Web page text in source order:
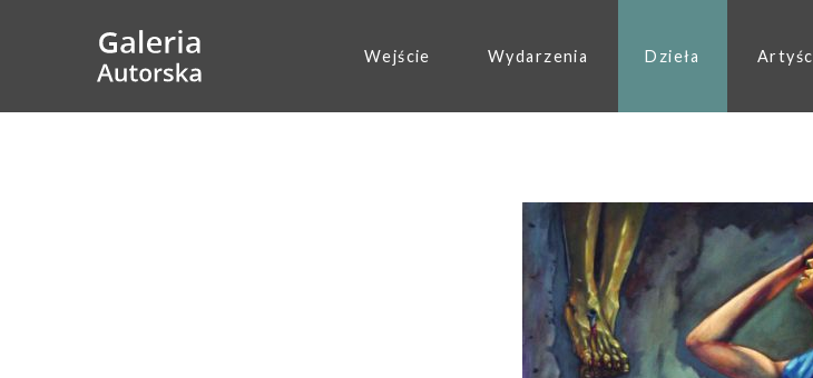
Wejście Wydarzenia Dzieła